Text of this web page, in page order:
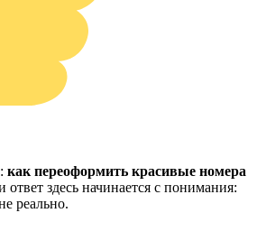
как переоформить красивые номера
здесь начинается с понимания:
реально.